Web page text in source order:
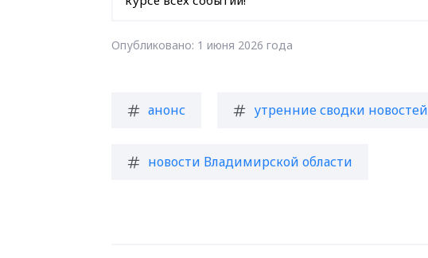
Опубликовано: 1 июня 2026 года
анонс утренние сводки новостей
новости Владимирской области